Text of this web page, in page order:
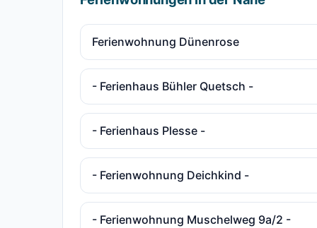
Ferienwohnung Dünenrose
- Ferienhaus Bühler Quetsch -
- Ferienhaus Plesse -
- Ferienwohnung Deichkind -
- Ferienwohnung Muschelweg 9a/2 -